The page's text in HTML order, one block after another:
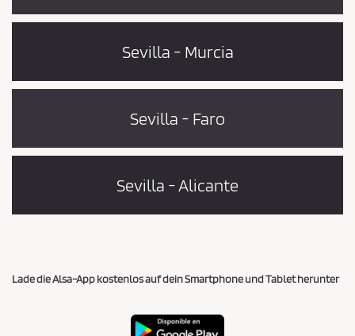
Sevilla - Murcia
Sevilla - Faro
Sevilla - Alicante
Lade die Alsa-App kostenlos auf dein Smartphone und Tablet herunter